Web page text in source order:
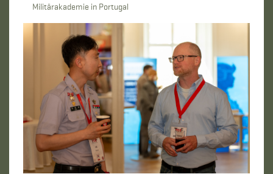
Militärakademie in Portugal